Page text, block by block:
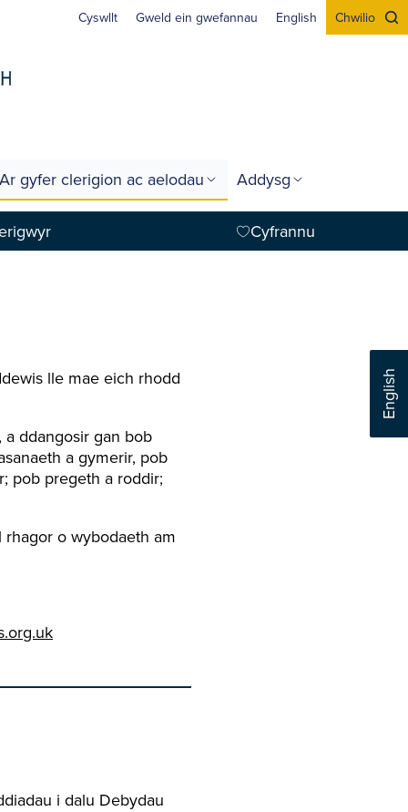
English
Cyswllt Gweld ein gwefannau English Chwilio
gyfer clerigion ac aelodau Addysg
Cyfrannu
lle mae eich rhodd
ddangosir gan bob
a gymerir, pob
pob pregeth a roddir;
o wybodaeth am
i dalu Debydau